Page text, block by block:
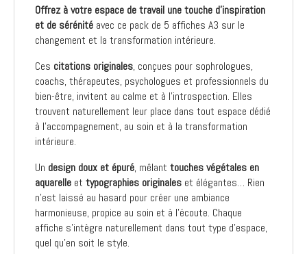
Citations
Originales
Offrez à votre espace de travail une touche d’inspiration
et de sérénité avec ce pack de 5 affiches A3 sur le
changement et la transformation intérieure.
Ces citations originales, conçues pour sophrologues,
coachs, thérapeutes, psychologues et professionnels du
bien-être, invitent au calme et à l’introspection. Elles
trouvent naturellement leur place dans tout espace dédié
à l’accompagnement, au soin et à la transformation
intérieure.
Un design doux et épuré, mêlant touches végétales en
aquarelle et typographies originales et élégantes… Rien
n’est laissé au hasard pour créer une ambiance
harmonieuse, propice au soin et à l’écoute. Chaque
affiche s’intègre naturellement dans tout type d’espace,
quel qu’en soit le style.